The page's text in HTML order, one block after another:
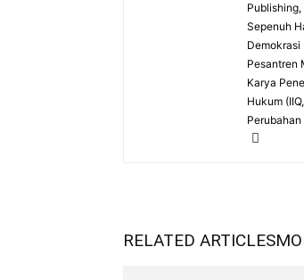
Sepenuh
Demokrasi
Pesantren
Karya
Hukum
RELATED ARTICLES